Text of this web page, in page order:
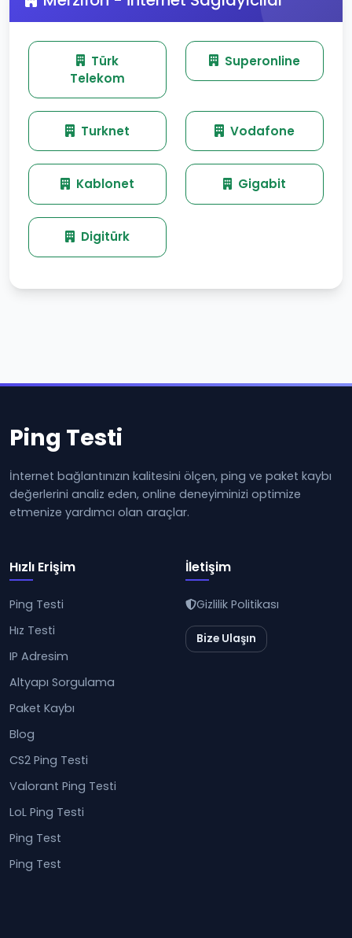
Türk
Telekom
Superonline
Turknet Vodafone
Kablonet Gigabit
Digitürk
Ping Testi
İnternet bağlantınızın kalitesini ölçen, ping ve paket kaybı
değerlerini analiz eden, online deneyiminizi optimize
etmenize yardımcı olan araçlar.
Hızlı Erişim
Ping Testi
Hız Testi
IP Adresim
Altyapı Sorgulama
Paket Kaybı
Blog
CS2 Ping Testi
Valorant Ping Testi
LoL Ping Testi
Ping Test
Ping Test
İletişim
Gizlilik Politikası
Bize Ulaşın